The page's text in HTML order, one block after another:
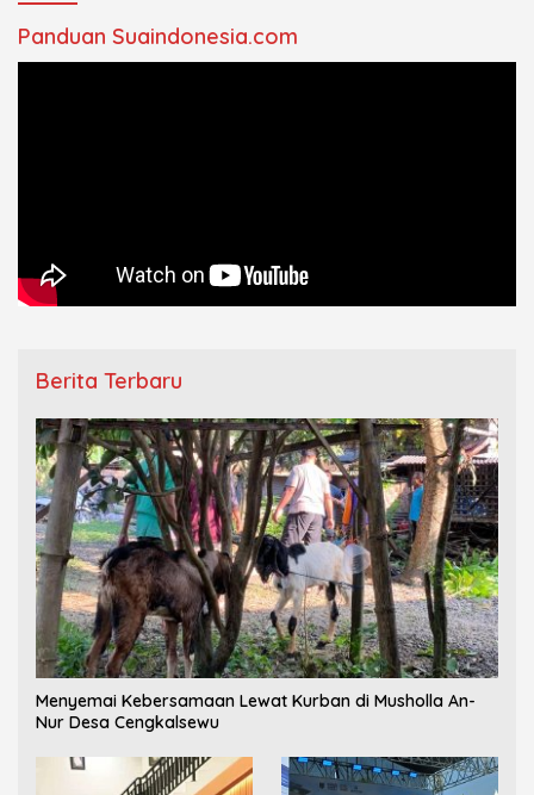
Panduan Suaindonesia.com
Berita Terbaru
Menyemai Kebersamaan Lewat Kurban di Musholla An-
Nur Desa Cengkalsewu